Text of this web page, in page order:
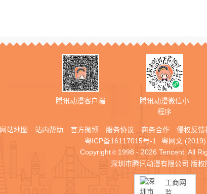
腾讯动漫客户端
腾讯动漫微信小
程序
网站地图 站内帮助 官方微博 服务协议 商务合作 侵权反馈
粤ICP备16117015号-1
粤网文
Copyright © 1998 - 2026 Tencent. All
深圳市腾讯动漫有限公司 版权
工商网